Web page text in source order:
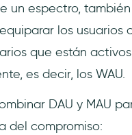
un espectro,
los usuarios
que están activos
es decir, los WAU.
DAU y MAU
del compromiso: